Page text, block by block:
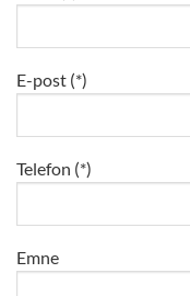
E-post (*)
Telefon (*)
Emne